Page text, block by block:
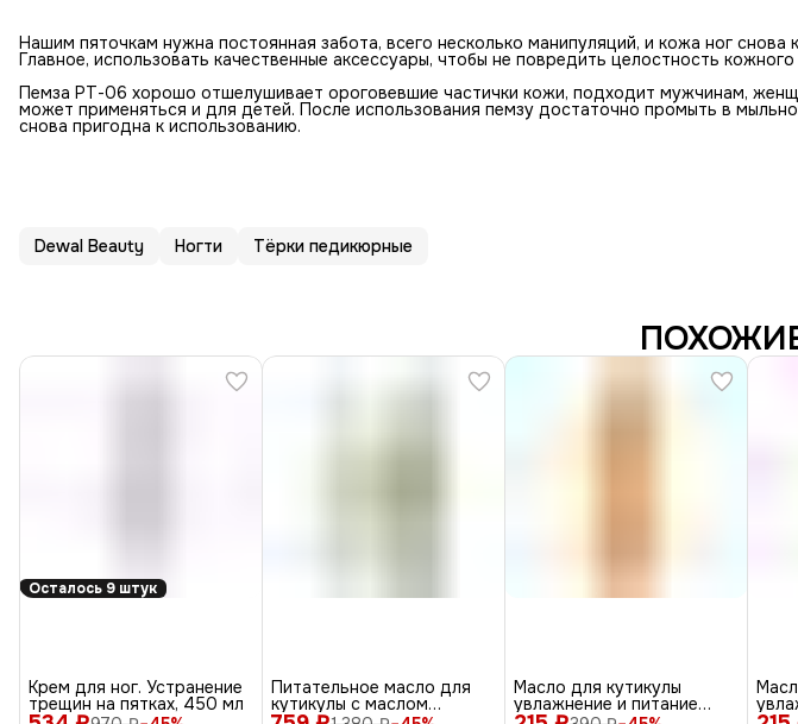
Нашим пяточкам нужна постоянная забота, всего несколько манипуляций, и кожа ног снова
Главное, использовать качественные аксессуары, чтобы не повредить целостность
Пемза РТ-06 хорошо отшелушивает ороговевшие частички кожи, подходит мужчинам,
может применяться и для детей. После использования пемзу достаточно промыть в
снова пригодна к использованию.
Dewal Beauty Ногти Тёрки педикюрные
Осталось 9 штук
Крем для ног. Устранение
трещин на пятках, 450 мл
Питательное масло для
кутикулы с маслом
Масло для кутикулы
увлажнение и питание